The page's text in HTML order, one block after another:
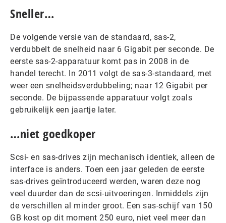
Sneller…
De volgende versie van de standaard, sas-2,
verdubbelt de snelheid naar 6 Gigabit per seconde. De
eerste sas-2-apparatuur komt pas in 2008 in de
handel terecht. In 2011 volgt de sas-3-standaard, met
weer een snelheidsverdubbeling; naar 12 Gigabit per
seconde. De bijpassende apparatuur volgt zoals
gebruikelijk een jaartje later.
…niet goedkoper
Scsi- en sas-drives zijn mechanisch identiek, alleen de
interface is anders. Toen een jaar geleden de eerste
sas-drives geïntroduceerd werden, waren deze nog
veel duurder dan de scsi-uitvoeringen. Inmiddels zijn
de verschillen al minder groot. Een sas-schijf van 150
GB kost op dit moment 250 euro, niet veel meer dan